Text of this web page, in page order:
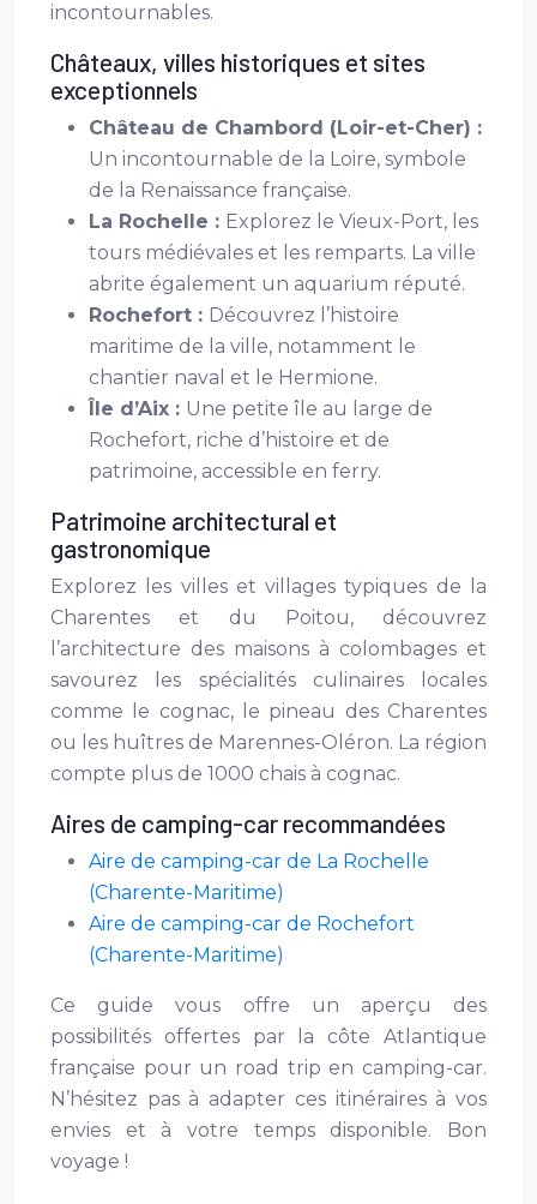
incontournables.
Châteaux, villes historiques et sites
exceptionnels
Château de Chambord (Loir-et-Cher) :
Un incontournable de la Loire, symbole
de la Renaissance française.
La Rochelle : Explorez le Vieux-Port, les
tours médiévales et les remparts. La ville
abrite également un aquarium réputé.
Rochefort : Découvrez l’histoire
maritime de la ville, notamment le
chantier naval et le Hermione.
Île d’Aix : Une petite île au large de
Rochefort, riche d’histoire et de
patrimoine, accessible en ferry.
Patrimoine architectural et
gastronomique
Explorez les villes et villages typiques de la
Charentes et du Poitou, découvrez
l’architecture des maisons à colombages et
savourez les spécialités culinaires locales
comme le cognac, le pineau des Charentes
ou les huîtres de Marennes-Oléron. La région
compte plus de 1000 chais à cognac.
Aires de camping-car recommandées
Aire de camping-car de La Rochelle
(Charente-Maritime)
Aire de camping-car de Rochefort
(Charente-Maritime)
Ce guide vous offre un aperçu des
possibilités offertes par la côte Atlantique
française pour un road trip en camping-car.
N’hésitez pas à adapter ces itinéraires à vos
envies et à votre temps disponible. Bon
voyage !